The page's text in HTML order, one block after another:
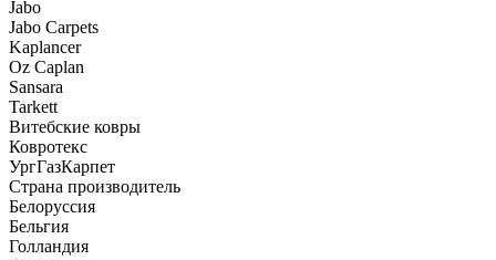
Jabo
Jabo Carpets
Kaplancer
Oz Caplan
Sansara
Tarkett
Витебские ковры
Ковротекс
УргГазКарпет
Страна производитель
Белоруссия
Бельгия
Голландия